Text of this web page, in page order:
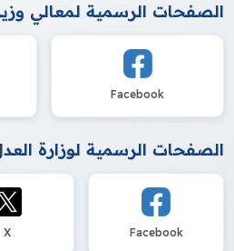
الصفحات الرسمية لمعالي
Facebook
الصفحات الرسمية لوزارة
Facebook
X